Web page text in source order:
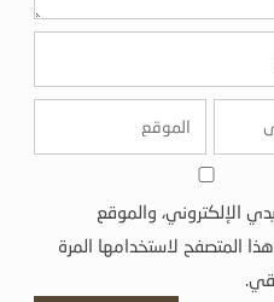
الإلكتروني، والموقع
المتصفح لاستخدامها المرة